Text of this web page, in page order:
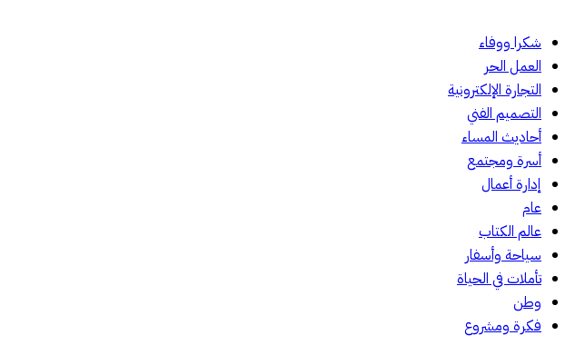
شكرا ووفاء
العمل الحر
التجارة الإلكترونية
التصميم الفني
أحاديث المساء
أسرة ومجتمع
إدارة أعمال
عام
عالم الكتاب
سياحة وأسفار
تأملات في الحياة
وطن
فكرة ومشروع